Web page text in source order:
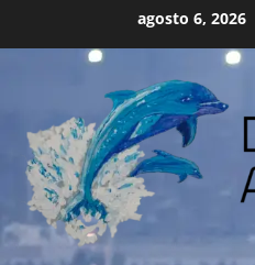
agosto 6, 2026